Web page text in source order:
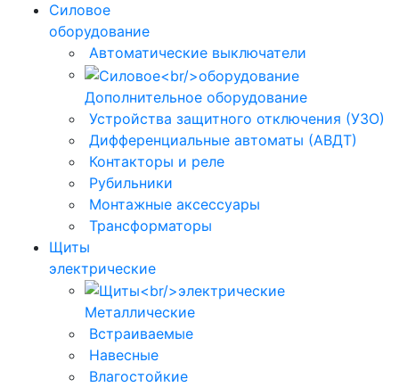
Силовое
оборудование
Автоматические выключатели
Дополнительное оборудование
Устройства защитного отключения (УЗО)
Дифференциальные автоматы (АВДТ)
Контакторы и реле
Рубильники
Монтажные аксессуары
Трансформаторы
Щиты
электрические
Металлические
Встраиваемые
Навесные
Влагостойкие